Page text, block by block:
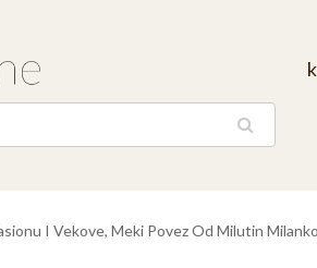
I Vekove, Meki Povez Od Milutin